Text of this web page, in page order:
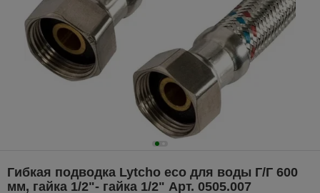
Гибкая подводка Lytcho eco для воды Г/Г 600
мм, гайка 1/2"- гайка 1/2" Арт. 0505.007